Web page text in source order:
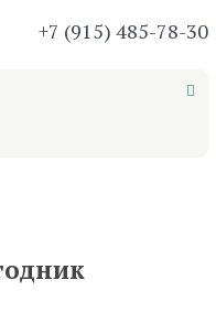
+7 (915) 485-78-30